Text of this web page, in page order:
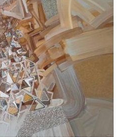
Картины при
размещении
Модульные картины
Картины для интерьера